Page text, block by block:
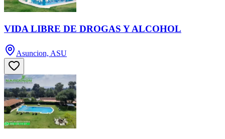
VIDA LIBRE DE DROGAS Y ALCOHOL
Asuncion, ASU